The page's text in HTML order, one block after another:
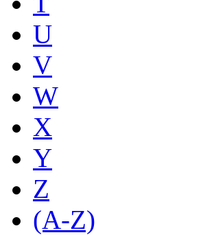
U
V
W
X
Y
Z
(A-Z)